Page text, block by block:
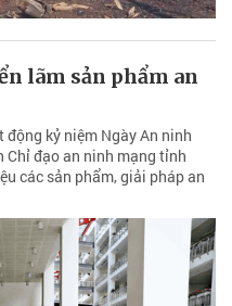
lãm sản phẩm an
kỷ niệm Ngày An ninh
Chỉ đạo an ninh mạng tỉnh
các sản phẩm, giải pháp an